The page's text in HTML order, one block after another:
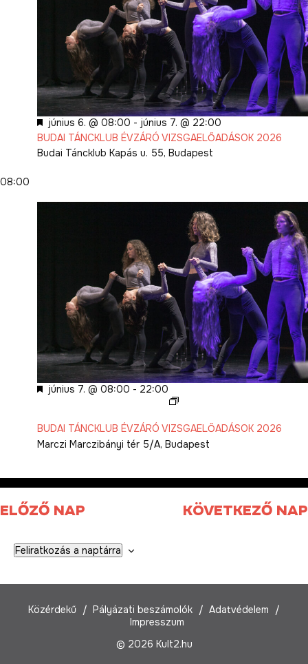
Kiemelt
június 6. @ 08:00 - június 7. @ 22:00
BUDAI TÁNCKLUB ÉVZÁRÓ VIZSGAELŐADÁSOK 2026
Budai Táncklub Kapás u. 55, Budapest
08:00
Kiemelt
június 7. @ 08:00 - 22:00
TÁNCKLUB
ÉVZÁRÓ
VIZSGAELŐADÁSOK
BUDAI TÁNCKLUB ÉVZÁRÓ VIZSGAELŐADÁSOK 2026
Marczi Marczibányi tér 5/A, Budapest
ELŐZŐ NAP KÖVETKEZŐ NAP
Feliratkozás a naptárra
Közérdekű Pályázati beszámolók
Adatvédelem
Impresszum
© 2026 Kult2.hu